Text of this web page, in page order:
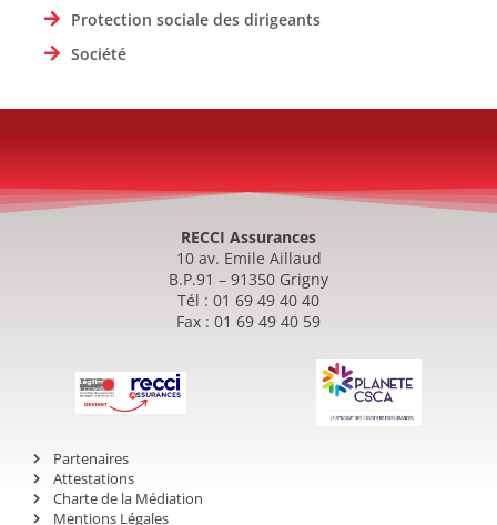
Protection sociale des dirigeants
Société
RECCI Assurances
10 av. Emile Aillaud
B.P.91 – 91350 Grigny
Tél : 01 69 49 40 40
Fax : 01 69 49 40 59
Partenaires
Attestations
Charte de la Médiation
Mentions Légales